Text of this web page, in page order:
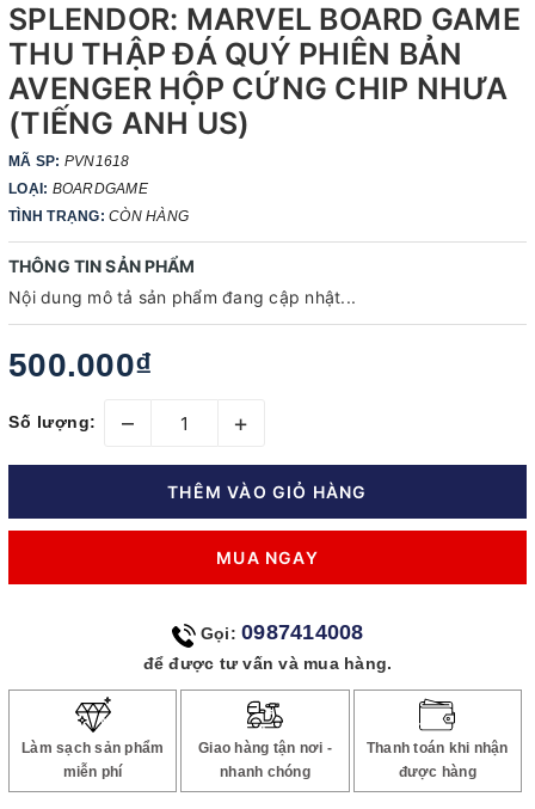
SPLENDOR: MARVEL BOARD GAME
THU THẬP ĐÁ QUÝ PHIÊN BẢN
AVENGER HỘP CỨNG CHIP NHƯA
(TIẾNG ANH US)
MÃ SP: PVN1618
LOẠI: BOARDGAME
TÌNH TRẠNG: CÒN HÀNG
THÔNG TIN SẢN PHẨM
Nội dung mô tả sản phẩm đang cập nhật...
500.000₫
Số lượng: – +
THÊM VÀO GIỎ HÀNG
MUA NGAY
Gọi: 0987414008
để được tư vấn và mua hàng.
Làm sạch sản phẩm
miễn phí
Giao hàng tận nơi -
nhanh chóng
Thanh toán khi nhận
được hàng